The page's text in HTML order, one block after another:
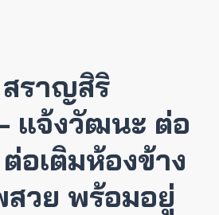
ราญสิริ
แจ้งวัฒนะ ต่อ
อเติมห้องข้าง
วย พร้อมอยู่